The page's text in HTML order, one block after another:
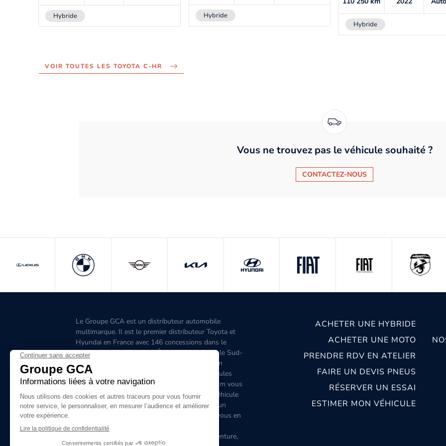
Hybride Hybride
Hybride
VOIR TOUTES LES TOYOTA C-HR
Vous ne trouvez pas le véhicule souhaité ?
CONTACTEZ-NOUS
Le Groupe GCA est un distributeur automobile
multimarque. Il est le premier distributeur Toyota et
Hyundai en France avec 146 concessions dans le
Grand-Ouest, l’Aquitaine, l'Île-de-France, l'Est, le Sud-
Ouest, le Sud-Est, la Corse et 6 concessions en
Belgique. C'est le premier distributeur de véhicules
hybrides en France. Le site www.groupegca.com vous
permet de trouver facilement votre prochain véhicule
d'occasion. Le réseau Groupe GCA c'est aussi un
service après-vente de qualité, prenez rendez-vous en
ligne.
Le Groupe GCA recrute, lancez-vous dans l'aventure,
ACHETER UNE HYBRIDE
ACHETER UNE MOTO
PRENDRE RDV EN ATELIER
FAIRE UN DEVIS PNEUS
RÉSERVER UN ESSAI
ESTIMER MON VÉHICULE